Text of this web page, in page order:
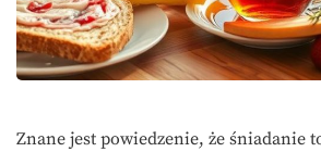
Znane jest powiedzenie, że śniadanie